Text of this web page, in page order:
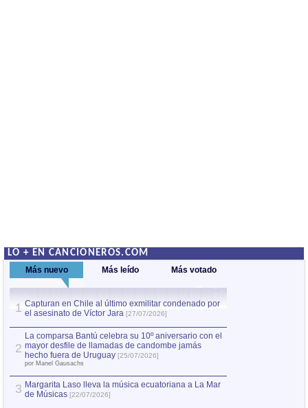
LO + EN CANCIONEROS.COM
Más nuevo Más leído Más votado
1 Capturan en Chile al último exmilitar condenado por
el asesinato de Víctor Jara [27/07/2026]
2
La comparsa Bantú celebra su 10º aniversario con el
mayor desfile de llamadas de candombe jamás
hecho fuera de Uruguay [25/07/2026]
por Manel Gausachs
3 Margarita Laso lleva la música ecuatoriana a La Mar
de Músicas [22/07/2026]